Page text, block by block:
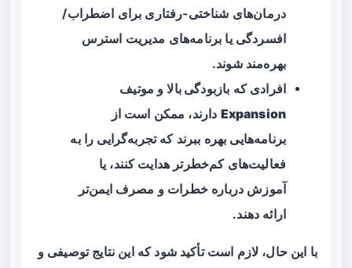
درمان‌های شناختی-رفتاری برای اضطراب/
افسردگی یا برنامه‌های مدیریت استرس
بهره‌مند شوند.
افرادی که بازبودگی بالاو موتیف
Expansion دارند، ممکن است از
برنامه‌هایی بهره ببرند که تجربه‌گرایی را به
فعالیت‌های کم‌خطرتر هدایت کنند، یا
آموزش درباره خطرات و مصرف ایمن‌تر
ارائه دهند.
با این حال، لازم است تأکید شود که این نتایج توصیفی و